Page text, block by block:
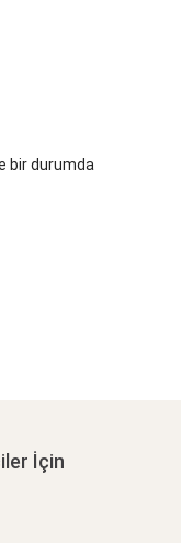
bir durumda
İçin